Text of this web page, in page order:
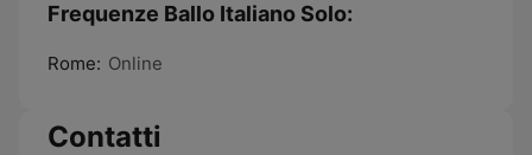
Frequenze Ballo Italiano Solo:
Rome: Online
Contatti